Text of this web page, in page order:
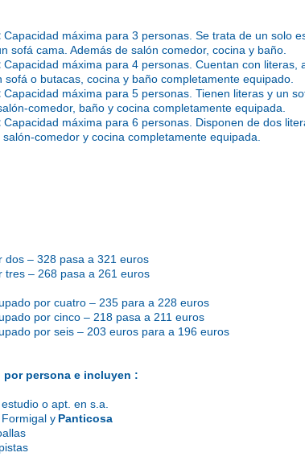
Capacidad máxima para 3 personas. Se trata de un solo
sofá cama. Además de salón comedor, cocina y baño.
Capacidad máxima para 4 personas. Cuentan con literas,
sofá o butacas, cocina y baño completamente equipado.
Capacidad máxima para 5 personas. Tienen literas y un
comedor, baño y cocina completamente equipada.
Capacidad máxima para 6 personas. Disponen de dos
salón-comedor y cocina completamente equipada.
dos – 328 pasa a 321 euros
tres – 268 pasa a 261 euros
por cuatro – 235 para a 228 euros
por cinco – 218 pasa a 211 euros
por seis – 203 euros para a 196 euros
por persona e incluyen :
o apt. en s.a.
y Panticosa